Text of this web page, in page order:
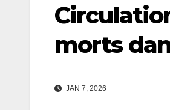
morts
JAN 7, 2026